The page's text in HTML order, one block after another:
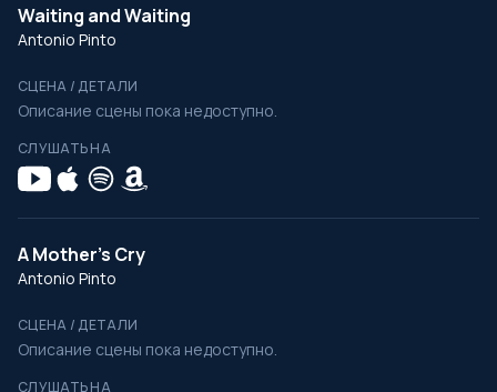
Waiting and Waiting
Antonio Pinto
СЦЕНА / ДЕТАЛИ
Описание сцены пока недоступно.
СЛУШАТЬ НА
A Mother’s Cry
Antonio Pinto
СЦЕНА / ДЕТАЛИ
Описание сцены пока недоступно.
СЛУШАТЬ НА